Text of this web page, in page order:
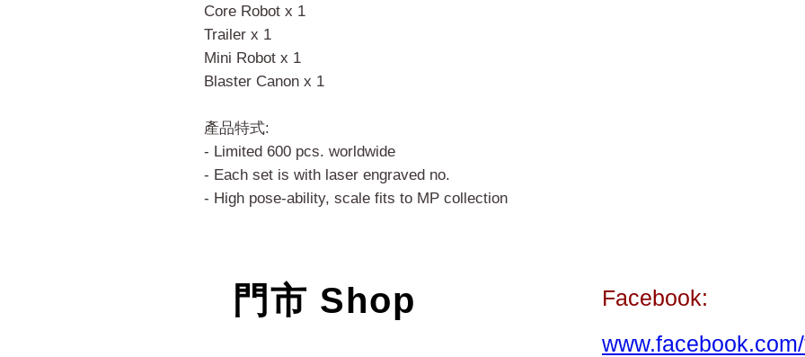
Core Robot x 1
Trailer x 1
Mini Robot x 1
Blaster Canon x 1
產品特式:
- Limited 600 pcs. worldwide
- Each set is with laser engraved no.
- High pose-ability, scale fits to MP collection
門市 Shop
Facebook: